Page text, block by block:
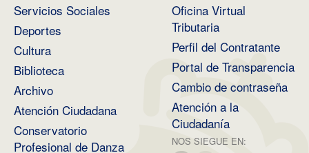
Servicios Sociales
Deportes
Cultura
Biblioteca
Archivo
Atención Ciudadana
Conservatorio
Profesional de Danza
Oficina Virtual
Tributaria
Perfil del Contratante
Portal de Transparencia
Cambio de contraseña
Atención a la
Ciudadanía
NOS SIEGUE EN: